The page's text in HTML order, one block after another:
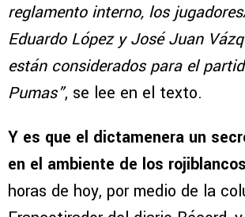
reglamento interno, los
Eduardo López y José Juan
están considerados para el
Pumas”, se lee en el texto.
Y es que el dictamenera un
en el ambiente de los rojiblancos
horas de hoy, por medio de la